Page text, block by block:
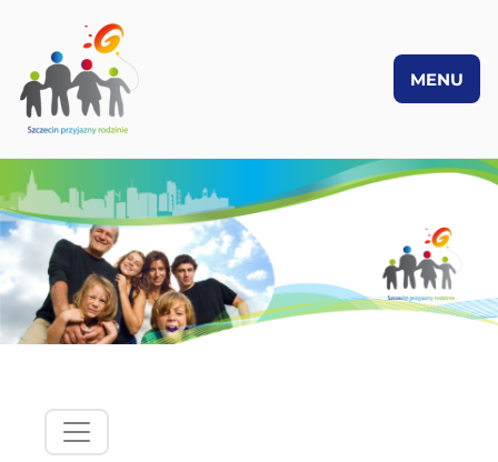
PRZEJDŹ DO TREŚCI
MENU